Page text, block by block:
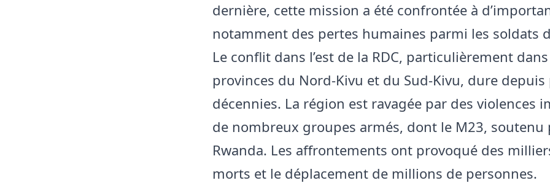
dernière, cette mission a été confrontée à
notamment des pertes humaines parmi les soldats
Le conflit dans l’est de la RDC, particulièrement
provinces du Nord-Kivu et du Sud-Kivu, dure
décennies. La région est ravagée par des violences
de nombreux groupes armés, dont le M23, soutenu
Rwanda. Les affrontements ont provoqué des
morts et le déplacement de millions de personnes.